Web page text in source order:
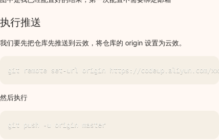
执行推送
我们要先把仓库先推送到云效，将仓库的 origin 设置为云效。
然后执行